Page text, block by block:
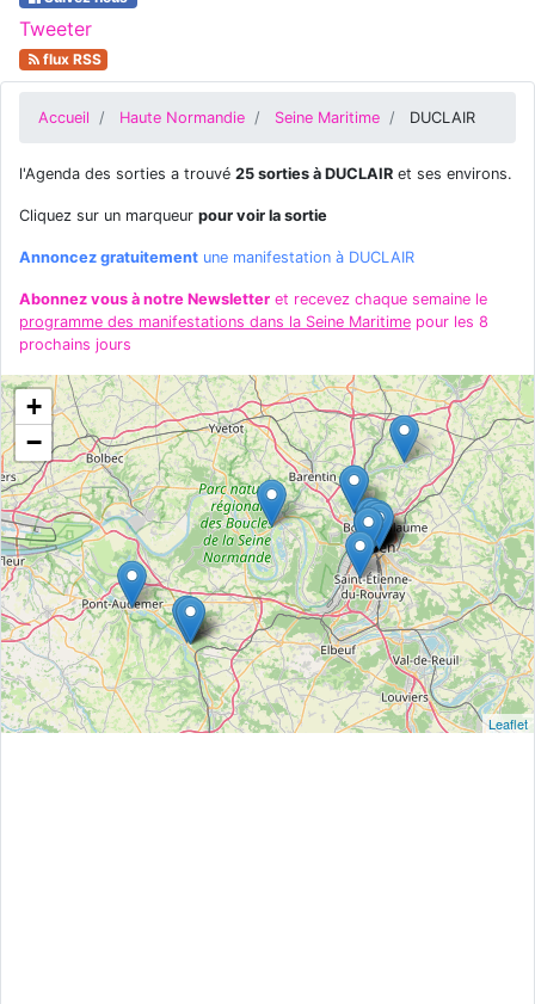
Tweeter
flux RSS
Accueil Haute Normandie Seine Maritime DUCLAIR
l'Agenda des sorties a trouvé 25 sorties à DUCLAIR et ses environs.
Cliquez sur un marqueur pour voir la sortie
Annoncez gratuitement une manifestation à DUCLAIR
Abonnez vous à notre Newsletter et recevez chaque semaine le
programme des manifestations dans la Seine Maritime pour les 8
prochains jours
+
−
Leaflet